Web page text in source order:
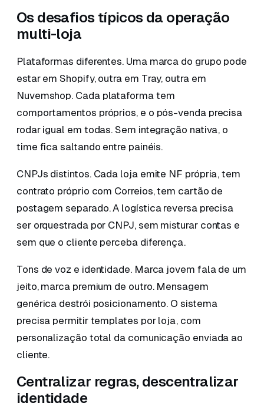
Os desafios típicos da operação
multi-loja
Plataformas diferentes. Uma marca do grupo pode
estar em Shopify, outra em Tray, outra em
Nuvemshop. Cada plataforma tem
comportamentos próprios, e o pós-venda precisa
rodar igual em todas. Sem integração nativa, o
time fica saltando entre painéis.
CNPJs distintos. Cada loja emite NF própria, tem
contrato próprio com Correios, tem cartão de
postagem separado. A logística reversa precisa
ser orquestrada por CNPJ, sem misturar contas e
sem que o cliente perceba diferença.
Tons de voz e identidade. Marca jovem fala de um
jeito, marca premium de outro. Mensagem
genérica destrói posicionamento. O sistema
precisa permitir templates por loja, com
personalização total da comunicação enviada ao
cliente.
Centralizar regras, descentralizar
identidade